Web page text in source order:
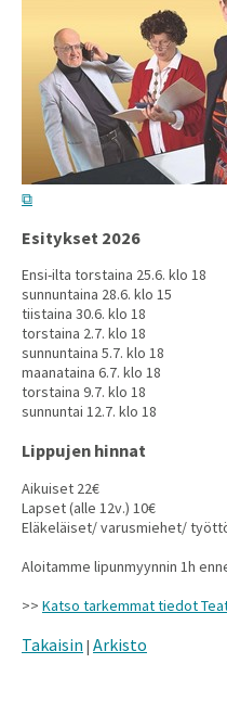
Esitykset 2026
Ensi-ilta torstaina 25.6. klo 18
sunnuntaina 28.6. klo 15
tiistaina 30.6. klo 18
torstaina 2.7. klo 18
sunnuntaina 5.7. klo 18
maanataina 6.7. klo 18
torstaina 9.7. klo 18
sunnuntai 12.7. klo 18
Lippujen hinnat
Aikuiset 22€
Lapset (alle 12v.) 10€
Eläkeläiset/ varusmiehet/
Aloitamme lipunmyynnin 1h
>> Katso tarkemmat tiedot
Takaisin | Arkisto